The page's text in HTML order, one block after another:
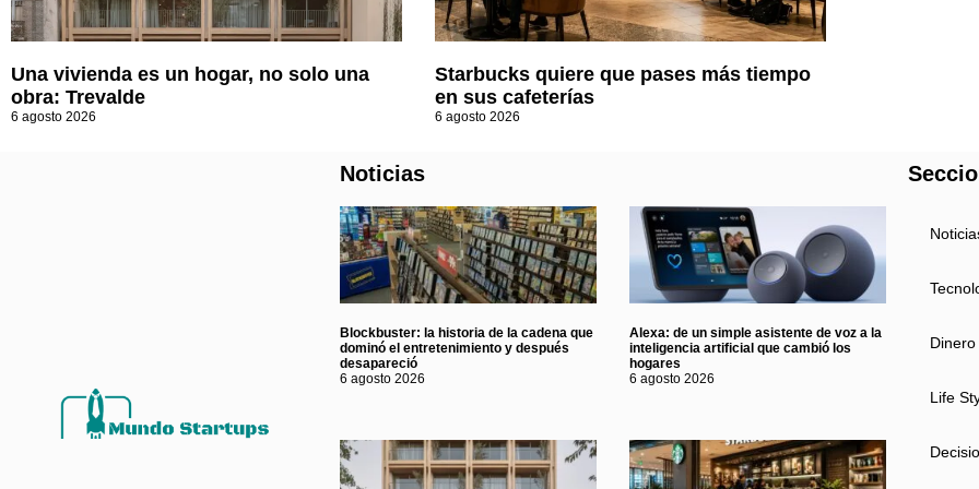
Una vivienda es un hogar, no solo una
obra: Trevalde
6 agosto 2026
Starbucks quiere que pases más tiempo
en sus cafeterías
6 agosto 2026
Noticias
Blockbuster: la historia de la cadena que
dominó el entretenimiento y después
desapareció
6 agosto 2026
Alexa: de un simple asistente de voz a la
inteligencia artificial que cambió los
hogares
6 agosto 2026
Dinero
Life